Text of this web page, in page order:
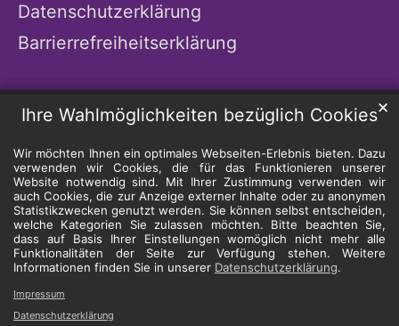
Ihre Wahlmöglichkeiten bezüglich Cookies
Wir möchten Ihnen ein optimales Webseiten-Erlebnis bieten. Dazu
verwenden wir Cookies, die für das Funktionieren unserer
Website notwendig sind. Mit Ihrer Zustimmung verwenden wir
auch Cookies, die zur Anzeige externer Inhalte oder zu anonymen
Statistikzwecken genutzt werden. Sie können selbst entscheiden,
welche Kategorien Sie zulassen möchten. Bitte beachten Sie,
dass auf Basis Ihrer Einstellungen womöglich nicht mehr alle
Funktionalitäten der Seite zur Verfügung stehen. Weitere
Informationen finden Sie in unserer Datenschutzerklärung.
✕
Impressum
Datenschutzerklärung
Datenschutzerklärung
Barrierrefreiheitserklärung